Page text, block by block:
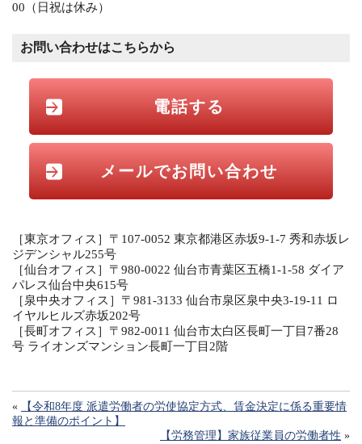
00（日祝は休み）
お問い合わせはこちらから
電話する
メールでお問い合わせ
［東京オフィス］〒107-0052 東京都港区赤坂9-1-7 秀和赤坂レ
ジデンシャル255号
［仙台オフィス］〒980-0022 仙台市青葉区五橋1-1-58 ダイア
パレス仙台中央615号
［泉中央オフィス］〒981-3133 仙台市泉区泉中央3-19-11 ロ
イヤルヒルズ赤坂202号
［長町オフィス］〒982-0011 仙台市太白区長町一丁目7番28
号 ライオンズマンション長町一丁目2階
«
【令和8年度 派遣労働者の労使協定方式、賃金決定に係る重要情
報と準備のポイント】
【労務管理】家族従業員の労働者性 »